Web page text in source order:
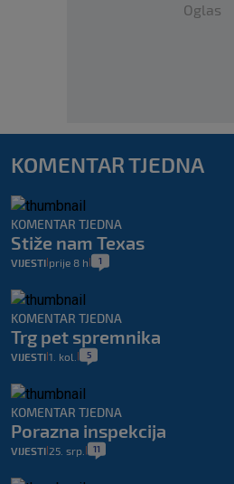
Oglas
KOMENTAR TJEDNA
KOMENTAR TJEDNA
Stiže nam Texas
VIJESTI prije 8 h 1
KOMENTAR TJEDNA
Trg pet spremnika
VIJESTI 1. kol. 5
KOMENTAR TJEDNA
Porazna inspekcija
VIJESTI 25. srp. 11